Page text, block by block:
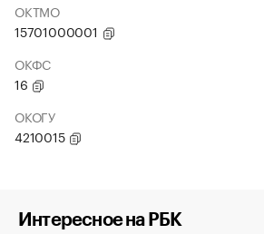
ОКТМО
15701000001
ОКФС
16
ОКОГУ
4210015
Интересное на РБК